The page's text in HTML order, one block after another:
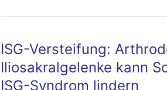
ISG-Versteifung:
Iliosakralgelenke kann
ISG-Syndrom lindern